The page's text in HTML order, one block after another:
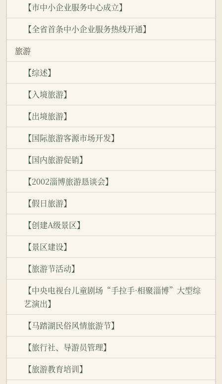
【市中小企业服务中心成立】
【全省首条中小企业服务热线开通】
旅游
【综述】
【入境旅游】
【出境旅游】
【国际旅游客源市场开发】
【国内旅游促销】
【2002淄博旅游恳谈会】
【假日旅游】
【创建A级景区】
【景区建设】
【旅游节活动】
【中央电视台儿童剧场“手拉手·相聚淄博”大型综
艺演出】
【马踏湖民俗风情旅游节】
【旅行社、导游员管理】
【旅游教育培训】